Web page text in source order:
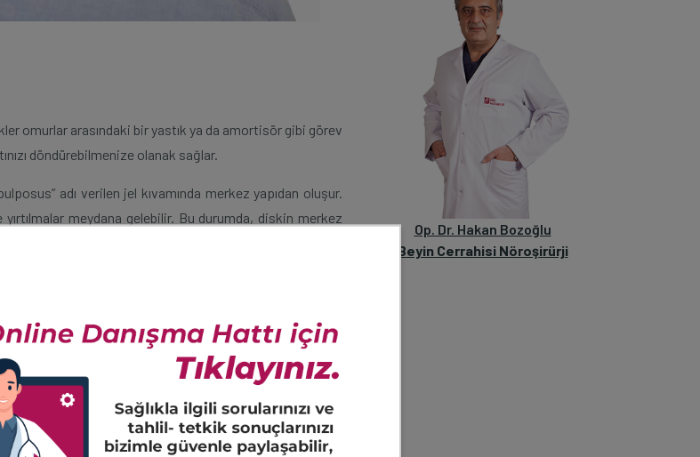
omurlar arasındaki bir yastık ya da amortisör gibi görev
döndürebilmenize olanak sağlar.
adı verilen jel kıvamında merkez yapıdan oluşur.
meydana gelebilir. Bu durumda, diskin merkez
doğru taşmasına neden olabilir. Bu duruma disk hernisi
hernisi (boyun fıtığı) adı verilir. Servikal disk hernisi
his kaybına veya kuvvet kaybına yol açabilir. Nadiren
bacaklarda problemlere neden olabilir.
yerlerini sorgulayacaktır. Kollarda kas kuvvetlerini,
ile disk hernisinin şiddeti ve yeri hakkında fikir sahibi
manyetik rezonans görüntüleme (MRG) kullanımı ile
Op. Dr. Hakan Bozoğlu
Beyin Cerrahisi Nöroşirürji